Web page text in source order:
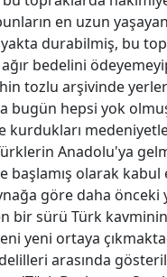
en uzun
durabilmiş, bu
bedelini
tozlu arşivinde
bugün hepsi yok
kurdukları
Anadolu'ya
başlamış olarak kabul
göre daha önceki
bir sürü Türk
yeni ortaya
arasında